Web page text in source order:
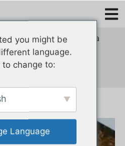
para»Arquivos para
you might be
language.
change to:
Language